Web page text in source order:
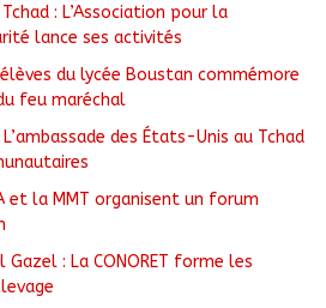
Tchad : L’Association pour la
lance ses activités
élèves du lycée Boustan commémore
feu maréchal
des États-Unis au Tchad
et la MMT organisent un forum
Gazel : La CONORET forme les